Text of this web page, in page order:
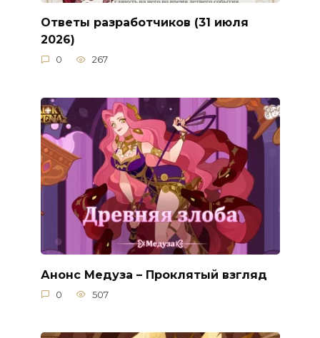
Ответы разработчиков (31 июля
2026)
0 267
Анонс Медуза – Проклятый взгляд
0 507